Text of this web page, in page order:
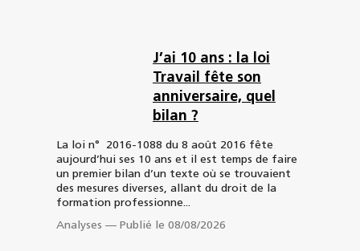
J’ai 10 ans : la loi
Travail fête son
anniversaire, quel
bilan ?
La loi n° 2016-1088 du 8 août 2016 fête
aujourd’hui ses 10 ans et il est temps de faire
un premier bilan d’un texte où se trouvaient
des mesures diverses, allant du droit de la
formation professionne...
Analyses — Publié le 08/08/2026